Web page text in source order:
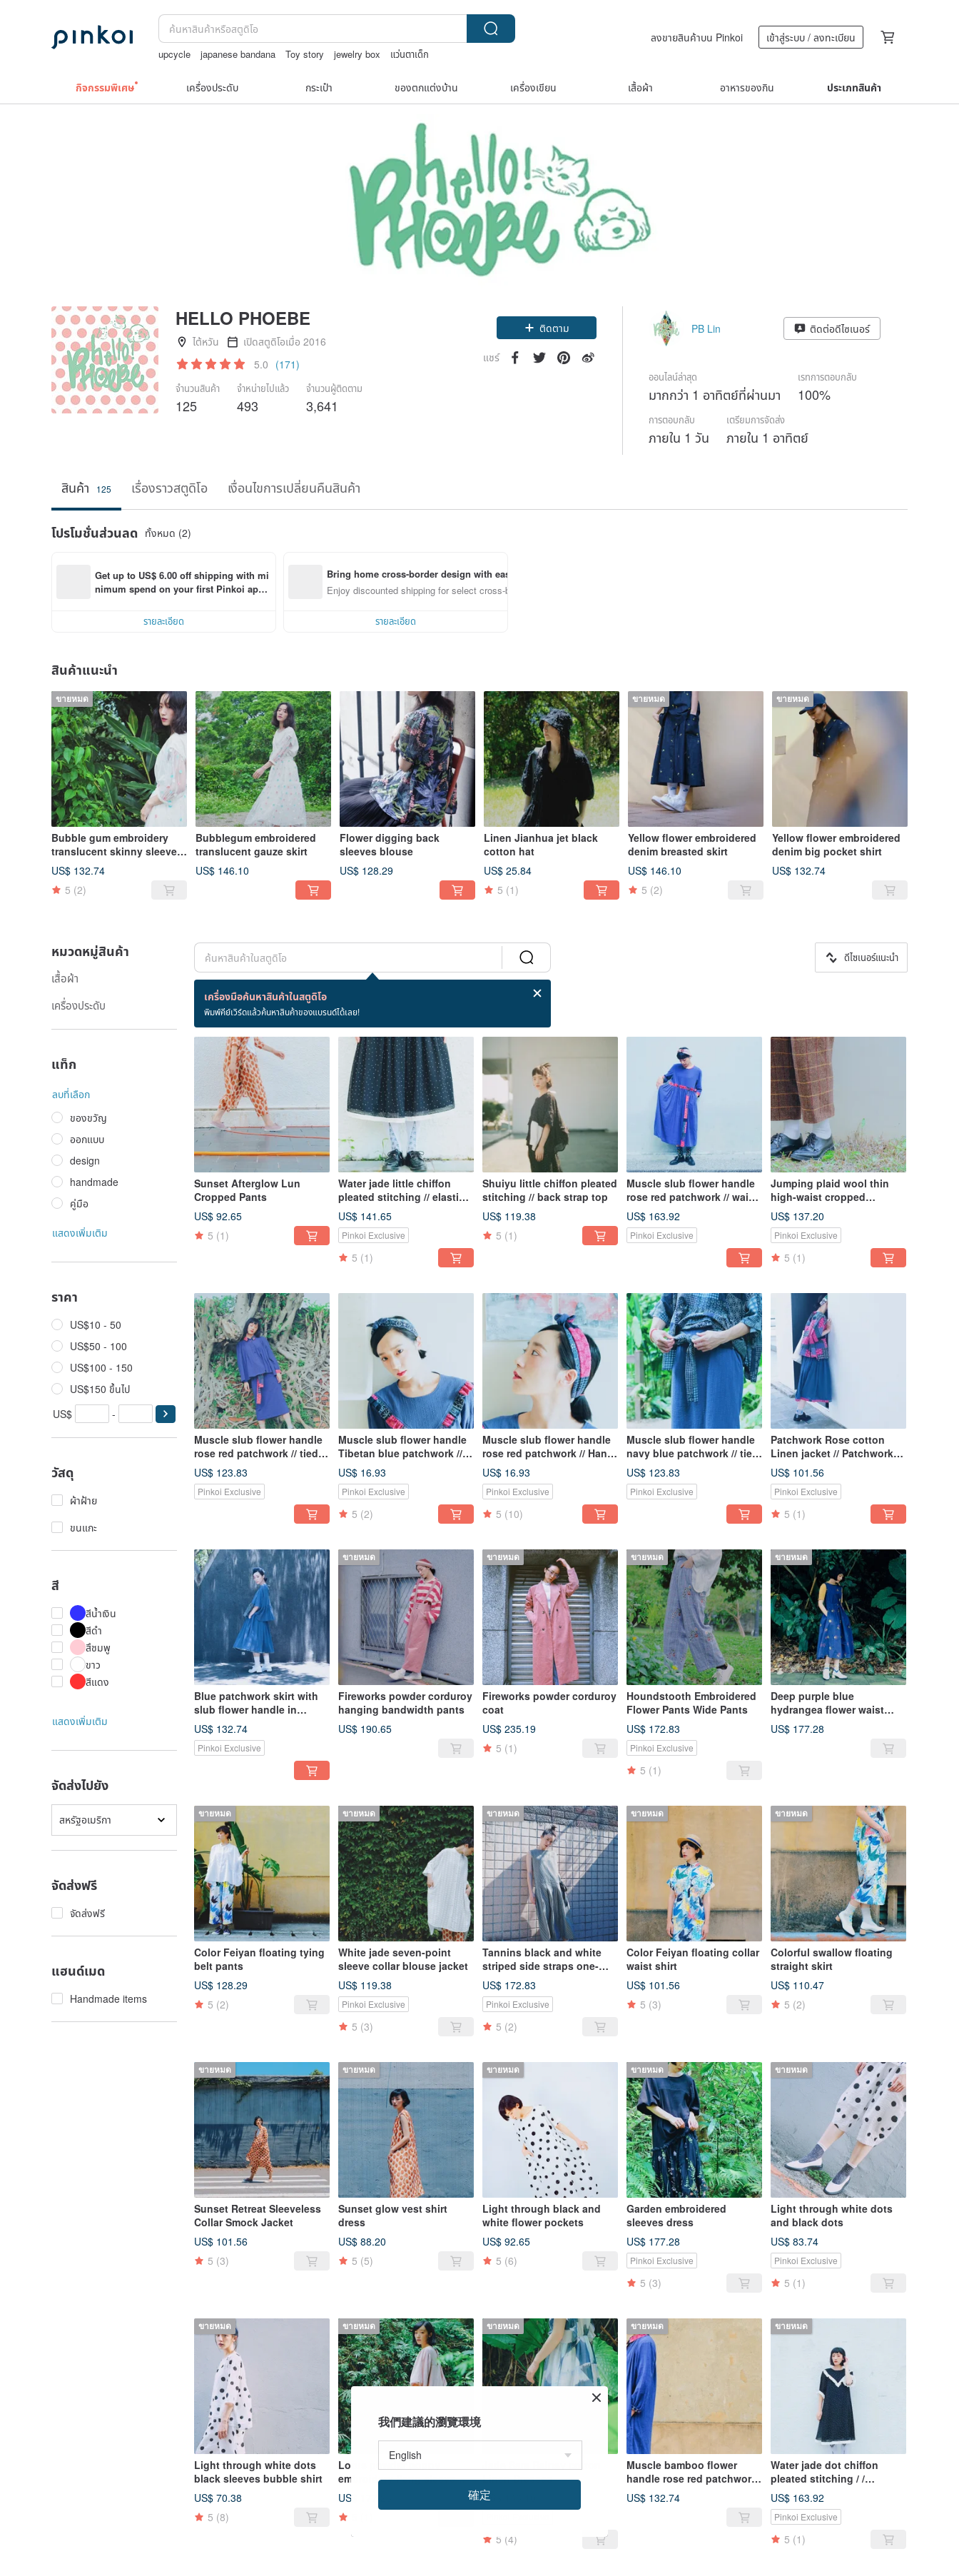
upcycle japanese bandana Toy story jewelry box
แว่นตาเด็ก
ลงขายสินค้าบน Pinkoi เข้าสู่ระบบ / ลงทะเบียน
กิจกรรมพิเศษ เครื่องประดับ กระเป๋า ของตกแต่งบ้าน เครื่องเขียน เสื้อผ้า อาหารของกิน ประเภทสินค้า
HELLO PHOEBE
ไต้หวัน
เปิดสตูดิโอเมื่อ 2016
5.0 (171)
จำนวนสินค้า
125
จำหน่ายไปแล้ว
493
จำนวนผู้ติดตาม
3,641
Claim coupon
ติดตาม
แชร์
PB Lin ติดต่อดีไซเนอร์
ออนไลน์ล่าสุด
มากกว่า 1 อาทิตย์ที่ผ่านมา
เรทการตอบกลับ
100%
การตอบกลับ
ภายใน 1 วัน
เตรียมการจัดส่ง
ภายใน 1 อาทิตย์
สินค้า 125 เรื่องราวสตูดิโอ เงื่อนไขการเปลี่ยนคืนสินค้า
โปรโมชั่นส่วนลด ทั้งหมด (2)
Get up to US$ 6.00 off shipping with mi
nimum spend on your first Pinkoi app
รายละเอียด
Bring home cross-border design with ease
Enjoy discounted shipping for select cross-border items
รายละเอียด
สินค้าแนะนำ
ขายหมด
Bubble gum embroidery
translucent skinny sleeve
top
US$ 132.74
5 (2)
Bubblegum embroidered
translucent gauze skirt
US$ 146.10
Flower digging back
sleeves blouse
US$ 128.29
Linen Jianhua jet black
cotton hat
US$ 25.84
5 (1)
ขายหมด
Yellow flower embroidered
denim breasted skirt
US$ 146.10
5 (2)
ขายหมด
Yellow flower embroidered
denim big pocket shirt
US$ 132.74
หมวดหมู่สินค้า
เสื้อผ้า
เครื่องประดับ
แท็ก
ลบที่เลือก
ของขวัญ
ออกแบบ
design
handmade
คู่มือ
แสดงเพิ่มเติม
ราคา
US$10 - 50
US$50 - 100
US$100 - 150
US$150 ขึ้นไป
US$
-
วัสดุ
ผ้าฝ้าย
ขนแกะ
สี
สีน้ำเงิน
สีดำ
สึชมพู
ขาว
สีแดง
แสดงเพิ่มเติม
จัดส่งไปยัง
สหรัฐอเมริกา
จัดส่งฟรี
จัดส่งฟรี
แฮนด์เมด
Handmade items
เครื่องมือค้นหาสินค้าในสตูดิโอ
พิมพ์คีย์เวิร์ดแล้วค้นหาสินค้าของแบรนด์ได้เลย!
ดีไซเนอร์แนะนำ
สินค้า 47 ชิ้น
น่ารัก
Sunset Afterglow Lun
Cropped Pants
US$ 92.65
5 (1)
Water jade little chiffon
pleated stitching // elastic
waist umbrella skirt
US$ 141.65
Pinkoi Exclusive
5 (1)
Shuiyu little chiffon pleated
stitching // back strap top
US$ 119.38
5 (1)
Muscle slub flower handle
rose red patchwork // waist
long dress
US$ 163.92
Pinkoi Exclusive
Jumping plaid wool thin
high-waist cropped
trousers
US$ 137.20
Pinkoi Exclusive
5 (1)
Muscle slub flower handle
rose red patchwork // tied
flower skirt
US$ 123.83
Pinkoi Exclusive
Muscle slub flower handle
Tibetan blue patchwork //
Hand-tie headband
Patchwork Tibetan blue
Headband
US$ 16.93
Pinkoi Exclusive
5 (2)
Muscle slub flower handle
rose red patchwork // Hand-
tie hair band Patchwork
Rose red Headband
US$ 16.93
Pinkoi Exclusive
5 (10)
Muscle slub flower handle
navy blue patchwork // tied
flower skirt
US$ 123.83
Pinkoi Exclusive
Patchwork Rose cotton
Linen jacket // Patchwork
Rose red bandage back
detail top
US$ 101.56
Pinkoi Exclusive
5 (1)
Blue patchwork skirt with
slub flower handle in
muscle
US$ 132.74
Pinkoi Exclusive
ขายหมด
Fireworks powder corduroy
hanging bandwidth pants
US$ 190.65
ขายหมด
Fireworks powder corduroy
coat
US$ 235.19
5 (1)
ขายหมด
Houndstooth Embroidered
Flower Pants Wide Pants
US$ 172.83
Pinkoi Exclusive
5 (1)
ขายหมด
Deep purple blue
hydrangea flower waist
dress
US$ 177.28
ขายหมด
Color Feiyan floating tying
belt pants
US$ 128.29
5 (2)
ขายหมด
White jade seven-point
sleeve collar blouse jacket
US$ 119.38
Pinkoi Exclusive
5 (3)
ขายหมด
Tannins black and white
striped side straps one-
piece dress
US$ 172.83
Pinkoi Exclusive
5 (2)
ขายหมด
Color Feiyan floating collar
waist shirt
US$ 101.56
5 (3)
ขายหมด
Colorful swallow floating
straight skirt
US$ 110.47
5 (2)
ขายหมด
Sunset Retreat Sleeveless
Collar Smock Jacket
US$ 101.56
5 (3)
ขายหมด
Sunset glow vest shirt
dress
US$ 88.20
5 (5)
ขายหมด
Light through black and
white flower pockets
US$ 92.65
5 (6)
ขายหมด
Garden embroidered
sleeves dress
US$ 177.28
Pinkoi Exclusive
5 (3)
ขายหมด
Light through white dots
and black dots
US$ 83.74
Pinkoi Exclusive
5 (1)
ขายหมด
Light through white dots
black sleeves bubble shirt
US$ 70.38
5 (8)
ขายหมด
Lotus powder poppy
embroidery Peng sleeve
even dress
US$ 177.28
ขายหมด
Linen Dresses
US$ 146.10
5 (4)
ขายหมด
Muscle bamboo flower
handle rose red patchwork
/ / collar collar seven-point
sleeve long blouse
US$ 132.74
ขายหมด
Water jade dot chiffon
pleated stitching / /
boutonniere dress
US$ 163.92
Pinkoi Exclusive
5 (1)
我們建議的瀏覽環境
確定